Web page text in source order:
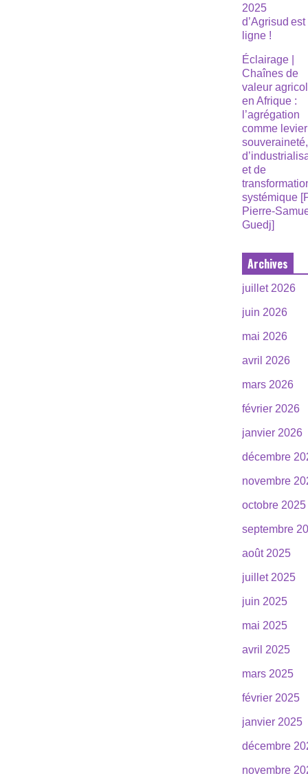
2025
d’Agrisud
ligne !
Éclairage |
Chaînes de
valeur
en Afrique :
l’agrégation
comme
souveraineté,
et de
systémique
Pierre-
Guedj]
Archives
juillet 2026
juin 2026
mai 2026
avril 2026
mars 2026
février 2026
janvier 2026
décembre
novembre
octobre 2025
septembre
août 2025
juillet 2025
juin 2025
mai 2025
avril 2025
mars 2025
février 2025
janvier 2025
décembre
novembre